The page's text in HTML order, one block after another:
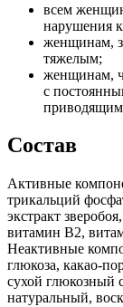
всем
нарушения
женщинам,
тяжелым;
женщинам,
с
Состав
Активные
трикальций
экстракт
витамин В2,
Неактивные
глюкоза, какао-
сухой глюкозный
натуральный,